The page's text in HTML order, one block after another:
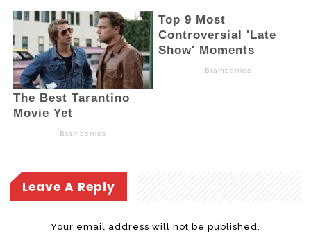
sebagai wujud penguatan koordinasi dalam
mendorong pertumbuhan ekonomi berbasis
investasi.(aND)
Leave A Reply
Your email address will not be published.